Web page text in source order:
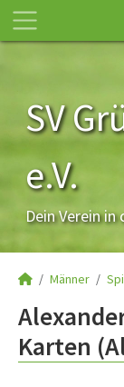
SV
e.V.
Dein Verein
Männer
Karten